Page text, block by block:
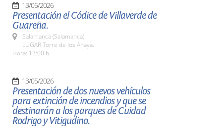
13/05/2026
Presentación el Códice de Villaverde de
Guareña.
Salamanca (Salamanca)
LUGAR Torre de los Anaya.
Hora: 13:00 h.
13/05/2026
Presentación de dos nuevos vehículos
para extinción de incendios y que se
destinarán a los parques de Cuidad
Rodrigo y Vitigudino.